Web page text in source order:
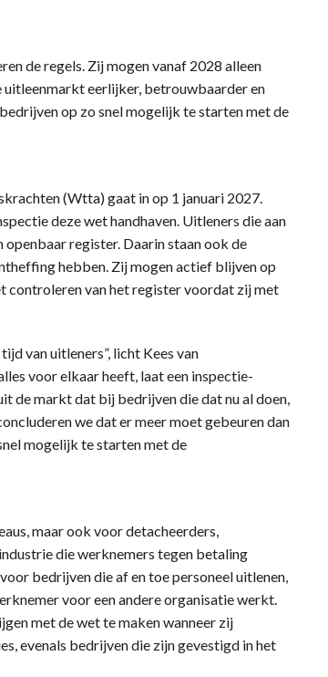
de regels. Zij mogen vanaf 2028 alleen
eerlijker, betrouwbaarder en
op zo snel mogelijk te starten met de
(Wtta) gaat in op 1 januari 2027.
deze wet handhaven. Uitleners die aan
register. Daarin staan ook de
hebben. Zij mogen actief blijven op
controleren van het register voordat zij met
van uitleners”, licht Kees van
voor elkaar heeft, laat een inspectie-
de markt dat bij bedrijven die dat nu al doen,
we dat er meer moet gebeuren dan
mogelijk te starten met de
maar ook voor detacheerders,
die werknemers tegen betaling
bedrijven die af en toe personeel uitlenen,
voor een andere organisatie werkt.
met de wet te maken wanneer zij
evenals bedrijven die zijn gevestigd in het